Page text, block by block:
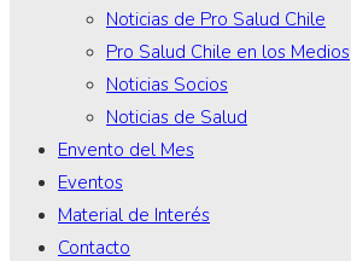
Noticias de Pro Salud Chile
Pro Salud Chile en los Medios
Noticias Socios
Noticias de Salud
Envento del Mes
Eventos
Material de Interés
Contacto